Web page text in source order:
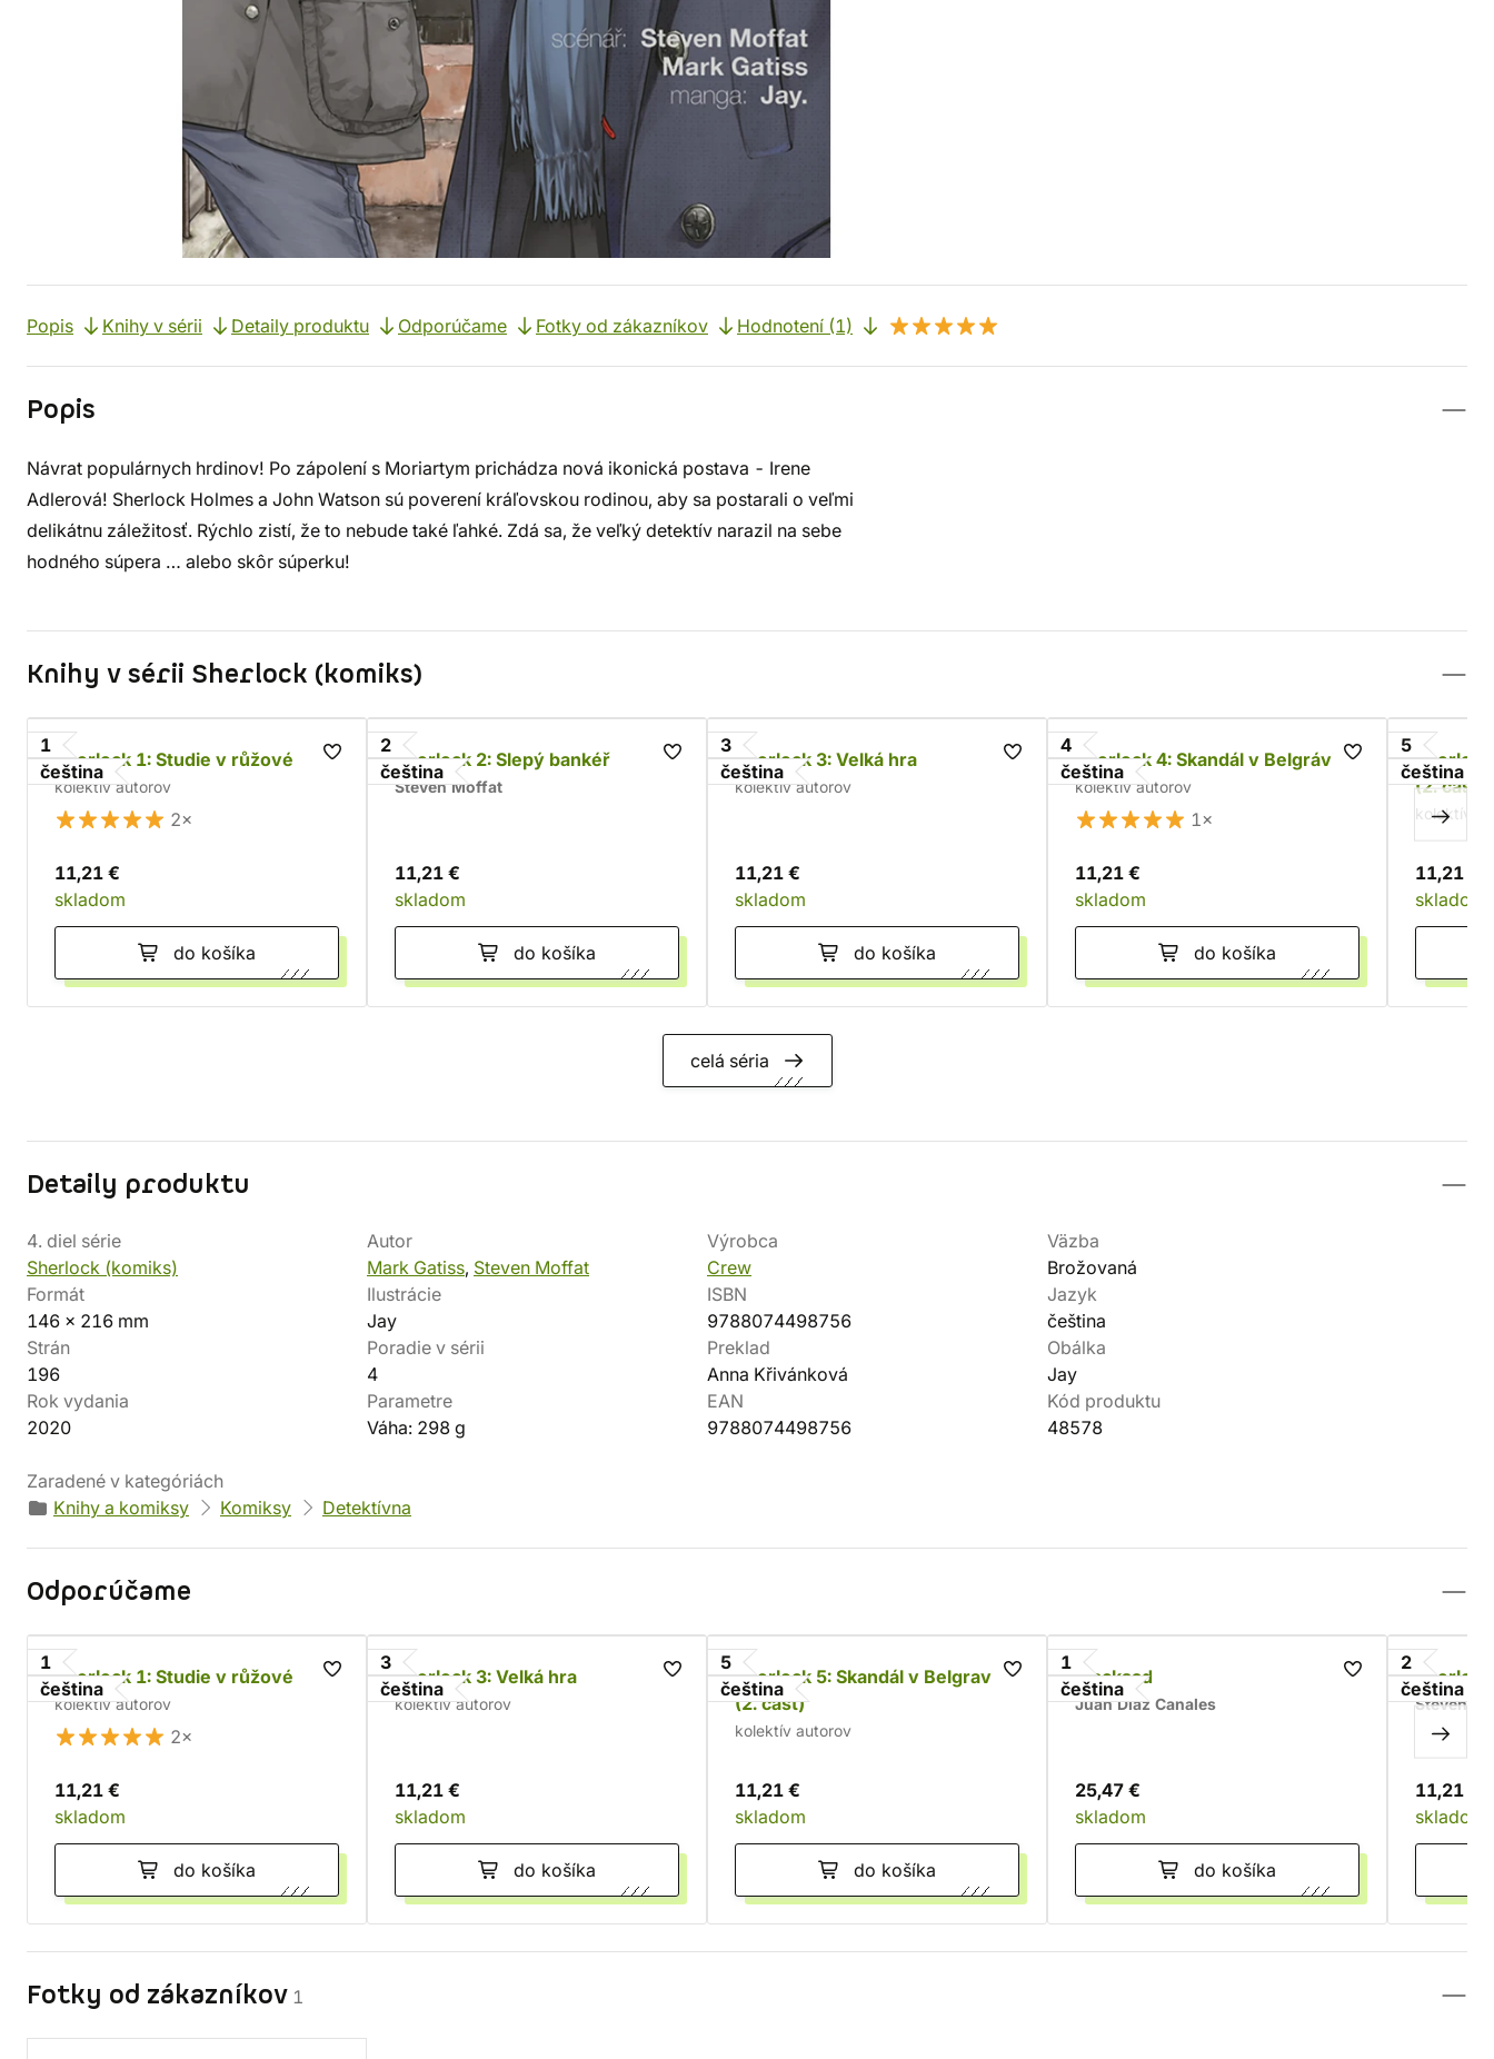
Popis Knihy v sérii Detaily produktu Odporúčame Fotky od zákazníkov Hodnotení (1)
Popis
Návrat populárnych hrdinov! Po zápolení s Moriartym prichádza nová ikonická postava - Irene
Adlerová! Sherlock Holmes a John Watson sú poverení kráľovskou rodinou, aby sa postarali o veľmi
delikátnu záležitosť. Rýchlo zistí, že to nebude také ľahké. Zdá sa, že veľký detektív narazil na sebe
hodného súpera … alebo skôr súperku!
Knihy v sérii Sherlock (komiks)
1
čeština
Sherlock 1: Studie v růžové
kolektív autorov
2×
11,21 €
skladom
do košíka
2
čeština
Sherlock 2: Slepý bankéř
Steven Moffat
11,21 €
skladom
do košíka
3
čeština
Sherlock 3: Velká hra
kolektív autorov
11,21 €
skladom
do košíka
4
čeština
Sherlock 4: Skandál v Belgrávii
kolektív autorov
1×
11,21 €
skladom
do košíka
5
čeština
(2. část)
kolektív
11,21 €
skladom
celá séria
Detaily produktu
4. diel série
Sherlock (komiks)
Autor
Mark Gatiss, Steven Moffat
Výrobca
Crew
Väzba
Brožovaná
Formát
146 x 216 mm
Ilustrácie
Jay
ISBN
9788074498756
Jazyk
čeština
Strán
196
Poradie v sérii
4
Preklad
Anna Křivánková
Obálka
Jay
Rok vydania
2020
Parametre
Váha: 298 g
EAN
9788074498756
Kód produktu
48578
Zaradené v kategóriách
Knihy a komiksy
Komiksy Detektívna
Odporúčame
1
čeština
Sherlock 1: Studie v růžové
kolektív autorov
2×
11,21 €
skladom
do košíka
3
čeština
Sherlock 3: Velká hra
kolektív autorov
11,21 €
skladom
do košíka
5
čeština
Sherlock 5: Skandál v Belgravii
(2. část)
kolektív autorov
11,21 €
skladom
do košíka
1
čeština
Blacksad
Juan Díaz Canales
25,47 €
skladom
do košíka
2
čeština
Steven
11,21 €
skladom
Fotky od zákazníkov 1